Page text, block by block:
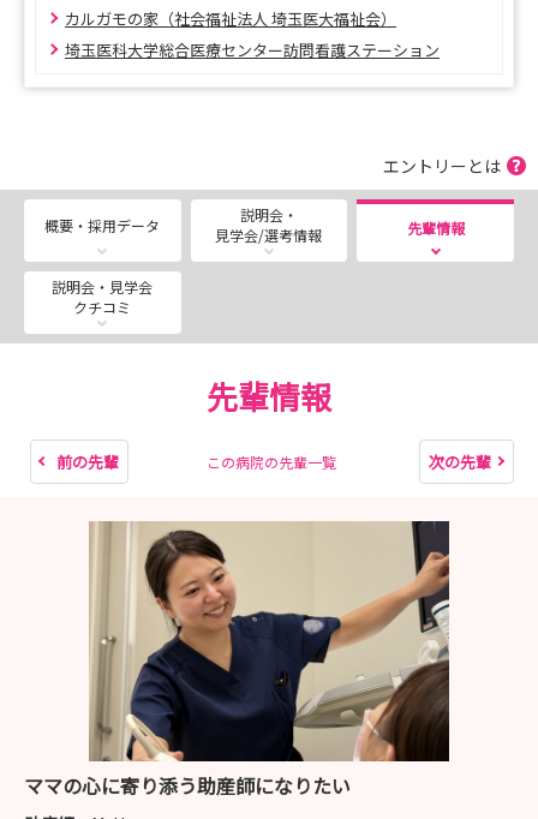
★採用試験について
2027年4月採用のご応募は、埼玉医科大学マイページ
※最終試験日は、8月22日を予定しています。
【2027年4月にご入職の方向け 埼玉医科大学マイペ
ージ （新卒＆既卒）】
https://mypage.3070.i-webs.jp/saitama-
med2027/
す。
新卒の方：一次試験（書類選考）・二次試験（小
論文、面接（対面））
既卒の方：一次試験（書類選考）・二次試験（面
★インスタグラム（看護部リクルート）
先輩紹介や病棟の雰囲気をお届けしています。
https://www.instagram.com/smug.kango?
igsh=MW9kYXJvZGNsd2F6OQ%3D%3D&utm_source=q
r
カルガモの家（社会福祉法人 埼玉医大福祉会）
埼玉医科大学総合医療センター訪問看護ステーション
エントリーとは
概要・採用データ
説明会・
見学会/選考情報
先輩情報
説明会・見学会
クチコミ
先輩情報
前の先輩 この病院の先輩一覧 次の先輩
ママの心に寄り添う助産師になりたい